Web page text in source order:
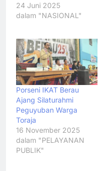
24 Juni 2025
dalam "NASIONAL"
Porseni IKAT Berau
Ajang Silaturahmi
Peguyuban Warga
Toraja
16 November 2025
dalam "PELAYANAN
PUBLIK"